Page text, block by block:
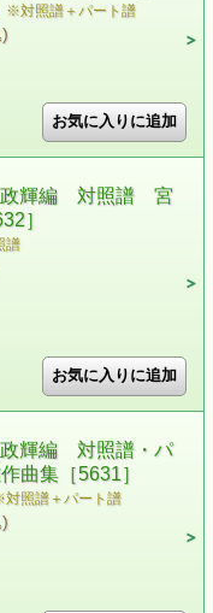
※対照譜＋パート譜
政輝編 対照譜 宮
］
譜
輝編 対照譜・パ
曲集［5631］
照譜＋パート譜